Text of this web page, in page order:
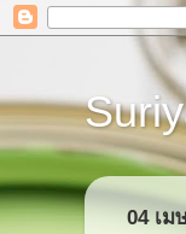
04 เม